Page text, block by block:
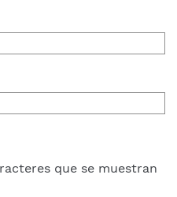
que se muestran